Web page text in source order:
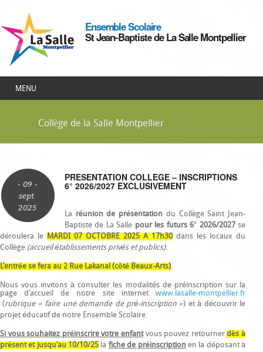
Ensemble Scolaire
St Jean-Baptiste de La Salle Montpellier
MENU
Collège de la Salle Montpellier
- 09 -
sept.
2025
PRESENTATION COLLEGE – INSCRIPTIONS
6° 2026/2027 EXCLUSIVEMENT
La réunion de présentation du Collège Saint Jean-
Baptiste de La Salle pour les futurs 6° 2026/2027se
déroulera le
MARDI 07 OCTOBRE 2025 A 17h30 dans les locaux du
Collège (accueil établissements privés et publics).
L’entrée se fera au 2 Rue Lakanal (côté Beaux-Arts).
Nous vous invitons à consulter les modalités de préinscription sur la
page d’accueil de notre site internet www.lasalle-montpellier.fr
(rubrique « faire une demande de pré-inscription ») et à découvrir le
projet éducatif de notre Ensemble Scolaire.
Si vous souhaitez préinscrire votre enfantvous pouvez retournerdès à
présent et jusqu’au 10/10/25 la fiche de préinscription en la déposant à